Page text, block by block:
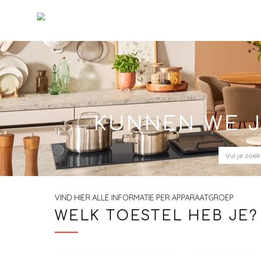
KUNNEN WE
VIND HIER ALLE INFORMATIE PER APPARAATGROEP
WELK TOESTEL HEB JE?